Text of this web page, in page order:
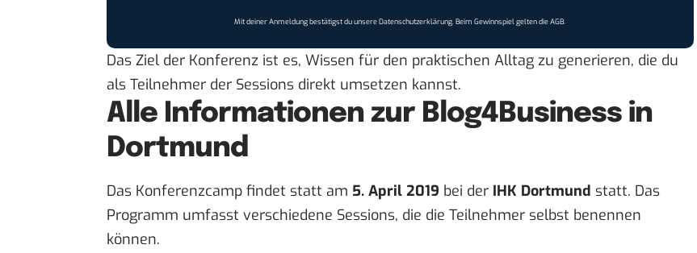
Mit deiner Anmeldung bestätigst du unsereDatenschutzerklärung. Beim Gewinnspiel gelten dieAGB.
Das Ziel der Konferenz ist es, Wissen für den praktischen Alltag zu generieren, die du
als Teilnehmer der Sessions direkt umsetzen kannst.
Alle Informationen zur Blog4Business in
Dortmund
Das Konferenzcamp findet statt am 5. April 2019 bei der IHK Dortmund statt. Das
Programm umfasst verschiedene Sessions, die die Teilnehmer selbst benennen
können.